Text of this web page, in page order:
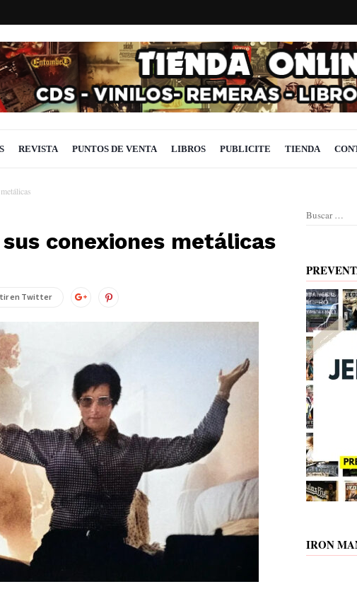
REVISTA PUNTOS DE VENTA LIBROS PUBLICITE TIENDA
conexiones metálicas
en Twitter
Buscar:
IRON